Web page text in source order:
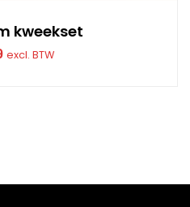
kweekset
excl. BTW